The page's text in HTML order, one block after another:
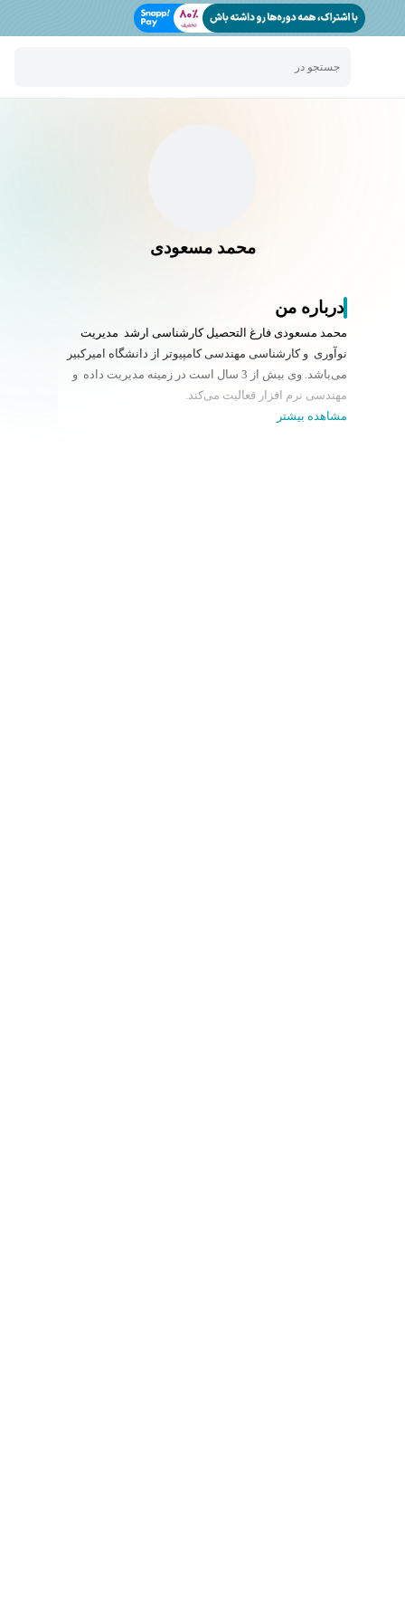
جستجو در
محمد مسعودی
درباره من
محمد مسعودی فارغ التحصیل کارشناسی ارشد مدیریت
نوآوری و کارشناسی مهندسی کامپیوتر از دانشگاه امیرکبیر
می‌باشد. وی بیش از 3 سال است در زمینه مدیریت داده و
مهندسی نرم افزار فعالیت می‌کند.
مشاهده بیشتر